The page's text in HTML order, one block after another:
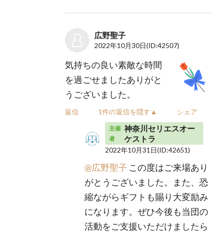
広野聖子
2022年10月30日(ID:42507)
気持ちの良い素敵な時間
を過ごせましたありがと
うございました。
返信 1件の返信を隠す▲ シェア
主催
者
神奈川セリエスオー
ケストラ
2022年10月31日(ID:42651)
@広野聖子 この度はご来場あり
がとうございました。また、恐
縮ながらギフトも賜り大変励み
になります。ぜひ今後も当団の
活動をご支援いただけましたら